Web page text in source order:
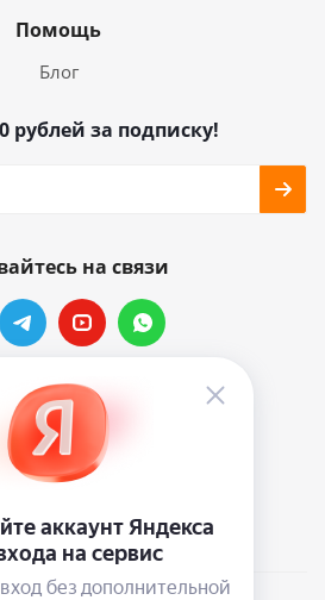
Помощь
Блог
рублей за подписку!
на связи
контакты
info@vinylmarkt.ru